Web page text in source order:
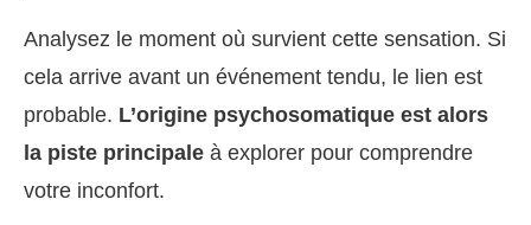
Analysez le moment où survient cette sensation. Si
cela arrive avant un événement tendu, le lien est
probable. L’origine psychosomatique est alors
la piste principale à explorer pour comprendre
votre inconfort.